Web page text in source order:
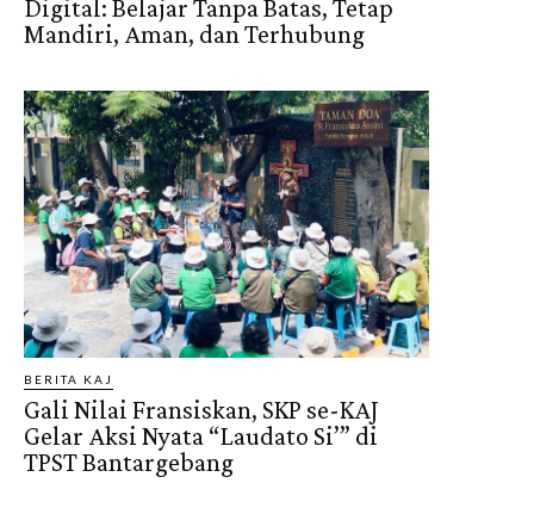
Digital: Belajar Tanpa Batas, Tetap
Mandiri, Aman, dan Terhubung
BERITA KAJ
Gali Nilai Fransiskan, SKP se-KAJ
Gelar Aksi Nyata “Laudato Si’” di
TPST Bantargebang